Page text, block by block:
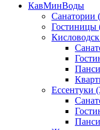
КавМинВоды
Санатории
Гостиницы
Кисловодск
Ессентуки